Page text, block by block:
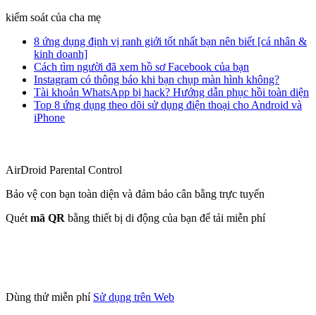
kiểm soát của cha mẹ
8 ứng dụng định vị ranh giới tốt nhất bạn nên biết [cá nhân &
kinh doanh]
Cách tìm người đã xem hồ sơ Facebook của bạn
Instagram có thông báo khi bạn chụp màn hình không?
Tài khoản WhatsApp bị hack? Hướng dẫn phục hồi toàn diện
Top 8 ứng dụng theo dõi sử dụng điện thoại cho Android và
iPhone
AirDroid Parental Control
Bảo vệ con bạn toàn diện và đảm bảo cân bằng trực tuyến
Quét mã QR bằng thiết bị di động của bạn để tải miễn phí
Dùng thử miễn phí Sử dụng trên Web